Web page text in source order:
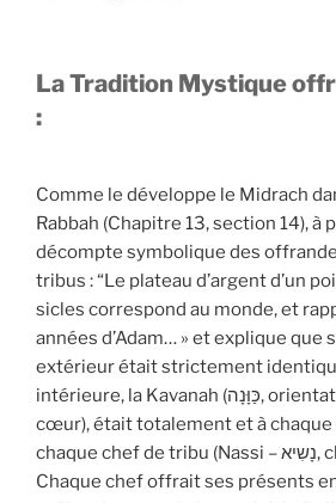
La Tradition Mystique
:
Comme le développe le Midrach
Rabbah (Chapitre 13, section 14), à
décompte symbolique des
tribus : “Le plateau d’argent d’un
sicles correspond au monde, et
années d’Adam… » et explique que
extérieur était strictement
intérieure, la Kavanah (כַּוָּנָה, orientation spirituelle du
cœur), était totalement et à
chaque chef de tribu (Nassi – נָשִיא, chef de tribu/prince).
Chaque chef offrait ses présents